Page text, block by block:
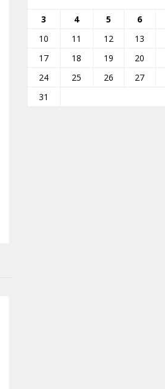
3
4 5 6
10
11 12 13
17
18 19 20
24
25 26 27
31